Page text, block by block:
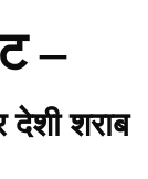
–
शराब